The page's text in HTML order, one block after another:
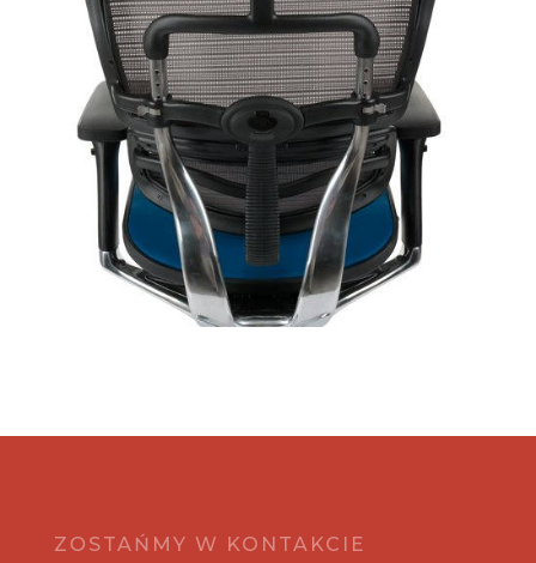
ZOSTAŃMY W KONTAKCIE